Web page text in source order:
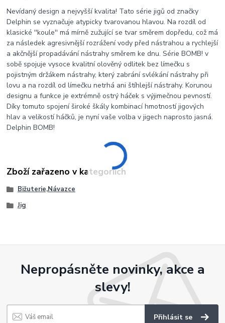
Nevídaný design a nejvyšší kvalita! Tato série jigů od značky
Delphin se vyznačuje atypicky tvarovanou hlavou. Na rozdíl od
klasické ''koule'' má mírně zužující se tvar směrem dopředu, což má
za následek agresivnější rozrážení vody před nástrahou a rychlejší
a akčnější propadávání nástrahy směrem ke dnu. Série BOMB! v
sobě spojuje vysoce kvalitní olověný odlitek bez límečku s
pojistným držákem nástrahy, který zabrání svlékání nástrahy při
lovu a na rozdíl od límečku netrhá ani štíhlejší nástrahy. Korunou
designu a funkce je extrémně ostrý háček s výjimečnou pevností.
Díky tomuto spojení široké škály kombinací hmotností jigových
hlav a velikostí háčků, je nyní vaše volba v jigech naprosto jasná.
Delphin BOMB!
Zboží zařazeno v kategoriích
Bižuterie,Návazce
Jig
Nepropásněte novinky, akce a
slevy!
Přihlásit se